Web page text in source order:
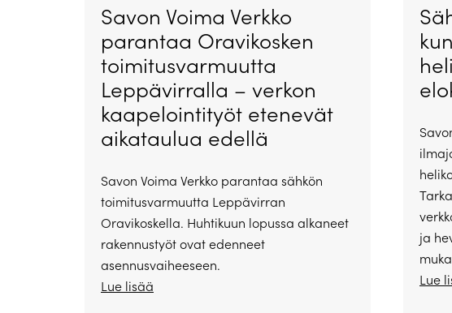
Savon Voima Verkko
parantaa Oravikosken
toimitusvarmuutta
Leppävirralla – verkon
kaapelointityöt etenevät
aikataulua edellä
Savon Voima Verkko parantaa sähkön
toimitusvarmuutta Leppävirran
Oravikoskella. Huhtikuun lopussa alkaneet
rakennustyöt ovat edenneet
asennusvaiheeseen.
Lue lisää
ja
Lue